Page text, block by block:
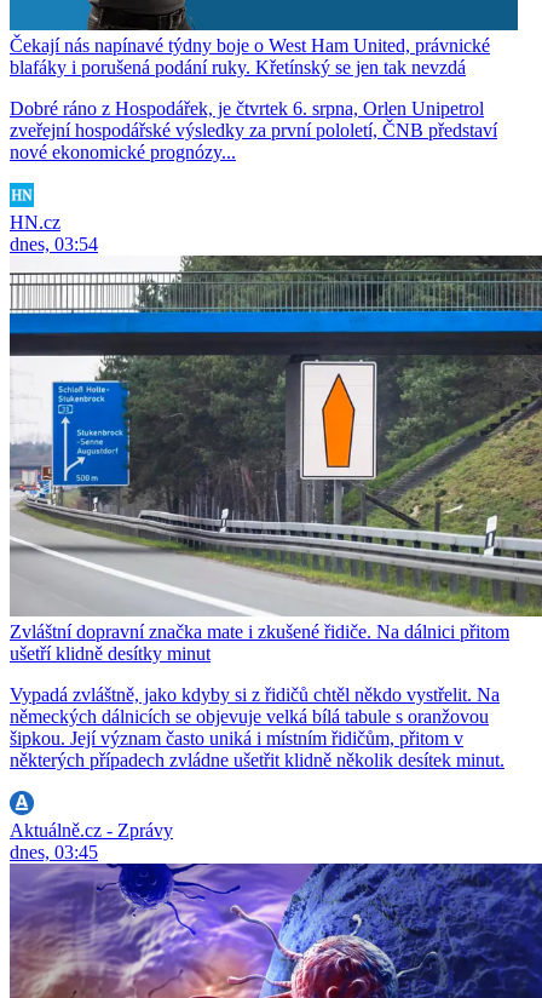
Čekají nás napínavé týdny boje o West Ham United, právnické
blafáky i porušená podání ruky. Křetínský se jen tak nevzdá
Dobré ráno z Hospodářek, je čtvrtek 6. srpna, Orlen Unipetrol
zveřejní hospodářské výsledky za první pololetí, ČNB představí
nové ekonomické prognózy...
HN.cz
dnes, 03:54
Zvláštní dopravní značka mate i zkušené řidiče. Na dálnici přitom
ušetří klidně desítky minut
Vypadá zvláštně, jako kdyby si z řidičů chtěl někdo vystřelit. Na
německých dálnicích se objevuje velká bílá tabule s oranžovou
šipkou. Její význam často uniká i místním řidičům, přitom v
některých případech zvládne ušetřit klidně několik desítek minut.
Aktuálně.cz - Zprávy
dnes, 03:45